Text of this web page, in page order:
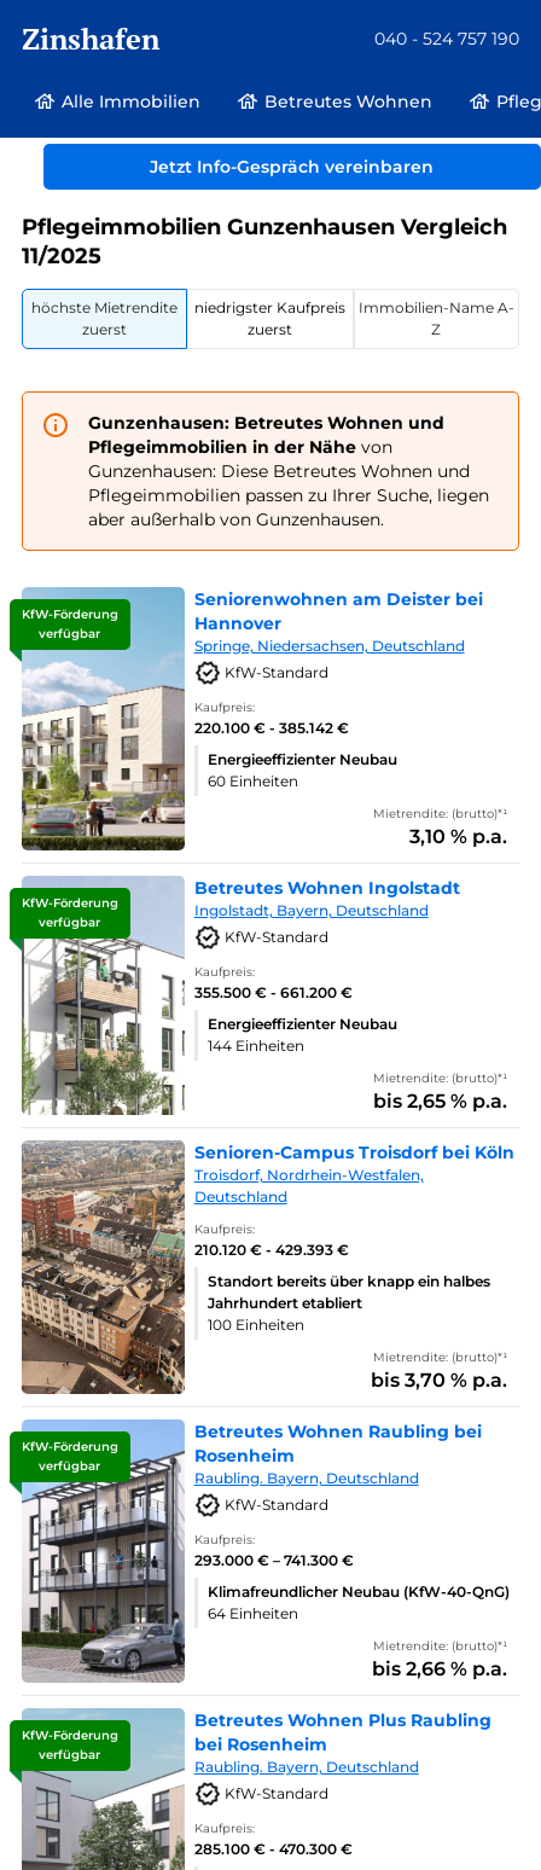
Zinshafen 040 - 524 757 190
Alle Immobilien Betreutes Wohnen
Jetzt Info-Gespräch vereinbaren
Betreutes Wohnen und Pflegeimmobilien Deutschland
Pflegeimmobilien Gunzenhausen Vergleich
11/2025
höchste Mietrendite
zuerst
niedrigster Kaufpreis
zuerst
Immobilien-Name A-
Z
Gunzenhausen: Betreutes Wohnen und
Pflegeimmobilien in der Nähevon
Gunzenhausen: Diese Betreutes Wohnen und
Pflegeimmobilien passen zu Ihrer Suche, liegen
aber außerhalb von Gunzenhausen.
KfW-Förderung
verfügbar
Seniorenwohnen am Deister bei
Hannover
Springe, Niedersachsen, Deutschland
KfW-Standard
Kaufpreis:
220.100 € - 385.142 €
Energieeffizienter Neubau
60 Einheiten
Mietrendite: (brutto)*¹
3,10 % p.a.
KfW-Förderung
verfügbar
Betreutes Wohnen Ingolstadt
Ingolstadt, Bayern, Deutschland
KfW-Standard
Kaufpreis:
355.500 € - 661.200 €
Energieeffizienter Neubau
144 Einheiten
Mietrendite: (brutto)*¹
bis 2,65 % p.a.
Senioren-Campus Troisdorf bei Köln
Troisdorf, Nordrhein-Westfalen,
Deutschland
Kaufpreis:
210.120 € - 429.393 €
Standort bereits über knapp ein halbes
Jahrhundert etabliert
100 Einheiten
Mietrendite: (brutto)*¹
bis 3,70 % p.a.
KfW-Förderung
verfügbar
Betreutes Wohnen Raubling bei
Rosenheim
Raubling. Bayern, Deutschland
KfW-Standard
Kaufpreis:
293.000 € – 741.300 €
Klimafreundlicher Neubau (KfW-40-QnG)
64 Einheiten
Mietrendite: (brutto)*¹
bis 2,66 % p.a.
KfW-Förderung
verfügbar
Betreutes Wohnen Plus Raubling
bei Rosenheim
Raubling. Bayern, Deutschland
KfW-Standard
Kaufpreis:
285.100 € - 470.300 €